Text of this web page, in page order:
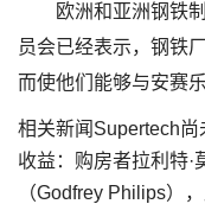
欧洲和亚洲钢铁
员会已经表示，钢铁
而使他们能够与安赛
相关新闻Supertech尚
收益：购房者拉利特·
（Godfrey Philips）